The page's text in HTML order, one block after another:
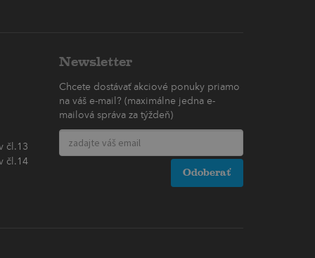
čl.13
čl.14
Newsletter
Chcete dostávať akciové ponuky priamo
na váš e-mail? (maximálne jedna e-
mailová správa za týždeň)
Odoberať